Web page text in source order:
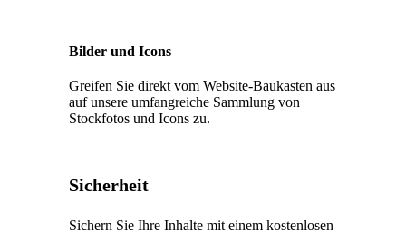
Bilder und Icons
Greifen Sie direkt vom Website-Baukasten aus
auf unsere umfangreiche Sammlung von
Stockfotos und Icons zu.
Sicherheit
Sichern Sie Ihre Inhalte mit einem kostenlosen